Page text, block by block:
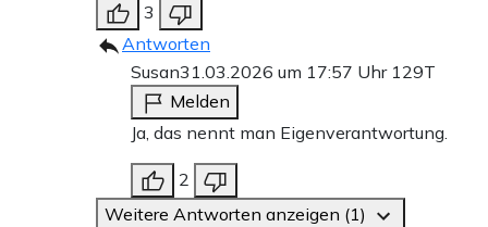
3
Antworten
Susan31.03.2026 um 17:57 Uhr 129T
Melden
Ja, das nennt man Eigenverantwortung.
2
Weitere Antworten anzeigen (1)